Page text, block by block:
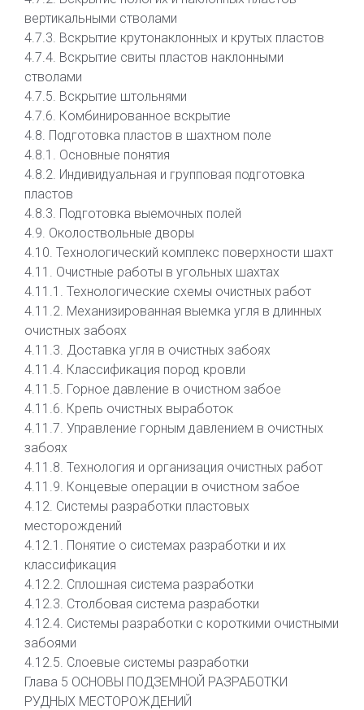
вертикальными стволами
4.7.3. Вскрытие крутонаклонных и крутых пластов
4.7.4. Вскрытие свиты пластов наклонными
стволами
4.7.5. Вскрытие штольнями
4.7.6. Комбинированное вскрытие
4.8. Подготовка пластов в шахтном поле
4.8.1. Основные понятия
4.8.2. Индивидуальная и групповая подготовка
пластов
4.8.3. Подготовка выемочных полей
4.9. Околоствольные дворы
4.10. Технологический комплекс поверхности шахт
4.11. Очистные работы в угольных шахтах
4.11.1. Технологические схемы очистных работ
4.11.2. Механизированная выемка угля в длинных
очистных забоях
4.11.3. Доставка угля в очистных забоях
4.11.4. Классификация пород кровли
4.11.5. Горное давление в очистном забое
4.11.6. Крепь очистных выработок
4.11.7. Управление горным давлением в очистных
забоях
4.11.8. Технология и организация очистных работ
4.11.9. Концевые операции в очистном забое
4.12. Системы разработки пластовых
месторождений
4.12.1. Понятие о системах разработки и их
классификация
4.12.2. Сплошная система разработки
4.12.3. Столбовая система разработки
4.12.4. Системы разработки с короткими очистными
забоями
4.12.5. Слоевые системы разработки
Глава 5 ОСНОВЫ ПОДЗЕМНОЙ РАЗРАБОТКИ
РУДНЫХ МЕСТОРОЖДЕНИЙ